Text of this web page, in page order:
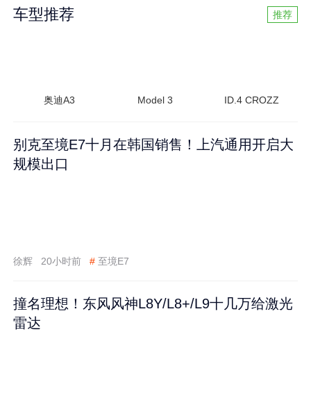
车型推荐 推荐
奥迪A3 Model 3 ID.4 CROZZ
别克至境E7十月在韩国销售！上汽通用开启大
规模出口
徐辉 20小时前 # 至境E7
撞名理想！东风风神L8Y/L8+/L9十几万给激光
雷达